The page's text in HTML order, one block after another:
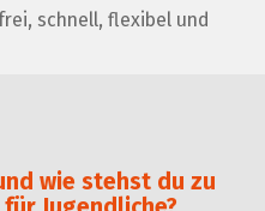
schnell, flexibel und
wie stehst du zu